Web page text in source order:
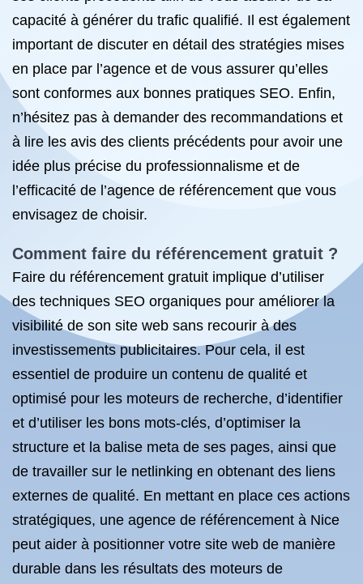
capacité à générer du trafic qualifié. Il est également
important de discuter en détail des stratégies mises
en place par l’agence et de vous assurer qu’elles
sont conformes aux bonnes pratiques SEO. Enfin,
n’hésitez pas à demander des recommandations et
à lire les avis des clients précédents pour avoir une
idée plus précise du professionnalisme et de
l’efficacité de l’agence de référencement que vous
envisagez de choisir.
Comment faire du référencement gratuit ?
Faire du référencement gratuit implique d’utiliser
des techniques SEO organiques pour améliorer la
visibilité de son site web sans recourir à des
investissements publicitaires. Pour cela, il est
essentiel de produire un contenu de qualité et
optimisé pour les moteurs de recherche, d’identifier
et d’utiliser les bons mots-clés, d’optimiser la
structure et la balise meta de ses pages, ainsi que
de travailler sur le netlinking en obtenant des liens
externes de qualité. En mettant en place ces actions
stratégiques, une agence de référencement à Nice
peut aider à positionner votre site web de manière
durable dans les résultats des moteurs de